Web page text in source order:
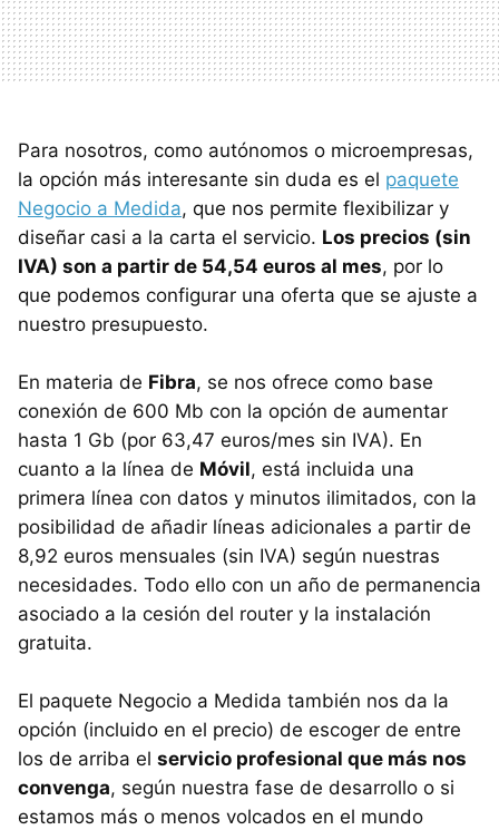
Para nosotros, como autónomos o microempresas,
la opción más interesante sin duda es el paquete
Negocio a Medida, que nos permite flexibilizar y
diseñar casi a la carta el servicio. Los precios (sin
IVA) son a partir de 54,54 euros al mes, por lo
que podemos configurar una oferta que se ajuste a
nuestro presupuesto.
En materia de Fibra, se nos ofrece como base
conexión de 600 Mb con la opción de aumentar
hasta 1 Gb (por 63,47 euros/mes sin IVA). En
cuanto a la línea de Móvil, está incluida una
primera línea con datos y minutos ilimitados, con la
posibilidad de añadir líneas adicionales a partir de
8,92 euros mensuales (sin IVA) según nuestras
necesidades. Todo ello con un año de permanencia
asociado a la cesión del router y la instalación
gratuita.
El paquete Negocio a Medida también nos da la
opción (incluido en el precio) de escoger de entre
los de arriba el servicio profesional que más nos
convenga, según nuestra fase de desarrollo o si
estamos más o menos volcados en el mundo